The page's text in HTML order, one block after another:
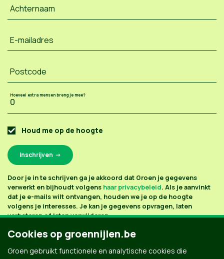
Achternaam
E-mailadres
Postcode
Hoeveel extra mensen breng je mee?
Houd me op de hoogte
Door je in te schrijven ga je akkoord dat Groen je gegevens
verwerkt en bijhoudt volgens haar privacybeleid. Als je aanvinkt
dat je e-mails wilt ontvangen, houden we je op de hoogte
volgens je interesses. Je kan je gegevens opvragen, laten
verbeteren of laten verwijderen.
Cookies op groennijlen.be
Groen gebruikt functionele en analytische cookies die